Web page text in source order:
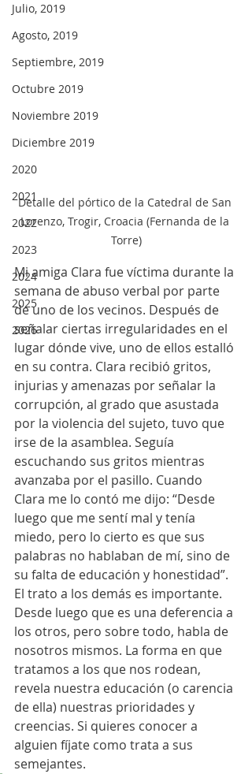
Julio, 2019
Agosto, 2019
Septiembre, 2019
Octubre 2019
Noviembre 2019
Diciembre 2019
2020
2021
2022
2023
2024
2025
2026
Detalle del pórtico de la Catedral de San
Lorenzo, Trogir, Croacia (Fernanda de la
Torre)
Mi amiga Clara fue víctima durante la
semana de abuso verbal por parte
de uno de los vecinos. Después de
señalar ciertas irregularidades en el
lugar dónde vive, uno de ellos estalló
en su contra. Clara recibió gritos,
injurias y amenazas por señalar la
corrupción, al grado que asustada
por la violencia del sujeto, tuvo que
irse de la asamblea. Seguía
escuchando sus gritos mientras
avanzaba por el pasillo. Cuando
Clara me lo contó me dijo: “Desde
luego que me sentí mal y tenía
miedo, pero lo cierto es que sus
palabras no hablaban de mí, sino de
su falta de educación y honestidad”.
El trato a los demás es importante.
Desde luego que es una deferencia a
los otros, pero sobre todo, habla de
nosotros mismos. La forma en que
tratamos a los que nos rodean,
revela nuestra educación (o carencia
de ella) nuestras prioridades y
creencias. Si quieres conocer a
alguien fíjate como trata a sus
semejantes.